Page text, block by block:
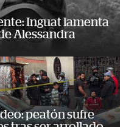
Inguat lamenta
Alessandra
peatón sufre